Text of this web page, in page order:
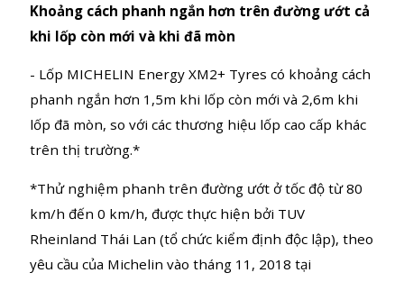
của bạn?
Khoảng cách phanh ngắn hơn trên đường ướt cả
khi lốp còn mới và khi đã mòn
- Lốp MICHELIN Energy XM2+ Tyres có khoảng cách
lốp đã mòn, so với các thương hiệu lốp cao cấp khác
trên thị trường.*
*Thử nghiệm phanh trên đường ướt ở tốc độ từ 80